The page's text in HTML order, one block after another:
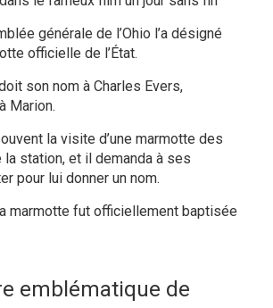
générale de l’Ohio l’a désigné
officielle de l’État.
son nom à Charles Evers,
Marion.
la visite d’une marmotte des
station, et il demanda à ses
pour lui donner un nom.
marmotte fut officiellement baptisée
emblématique de